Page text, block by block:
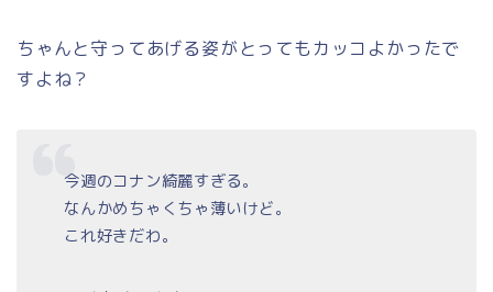
ちゃんと守ってあげる姿がとってもカッコよかったで
すよね？
今週のコナン綺麗すぎる。
なんかめちゃくちゃ薄いけど。
これ好きだわ。